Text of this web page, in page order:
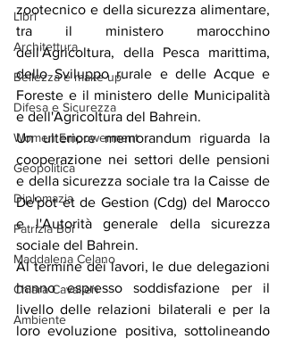
Libri
Architettura
Bellezza e make up
Difesa e Sicurezza
Women Empowerment
Geopolitica
Diplomazia
Patrizia Boi
Maddalena Celano
Chiara Cavalieri
Ambiente
zootecnico e della sicurezza alimentare,
tra il ministero marocchino
dell'Agricoltura, della Pesca marittima,
dello Sviluppo rurale e delle Acque e
Foreste e il ministero delle Municipalità
e dell'Agricoltura del Bahrein.
Un ulteriore memorandum riguarda la
cooperazione nei settori delle pensioni
e della sicurezza sociale tra la Caisse de
De'pot et de Gestion (Cdg) del Marocco
e l'Autorità generale della sicurezza
sociale del Bahrein.
Al termine dei lavori, le due delegazioni
hanno espresso soddisfazione per il
livello delle relazioni bilaterali e per la
loro evoluzione positiva, sottolineando